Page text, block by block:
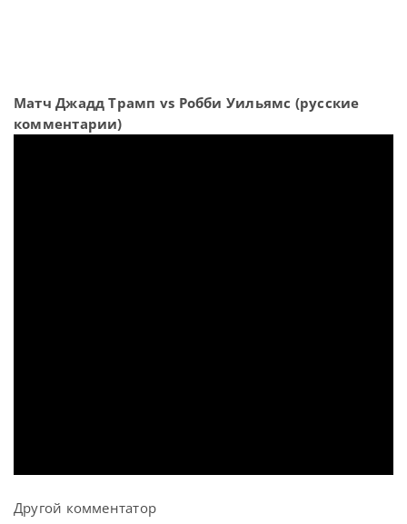
Матч Джадд Трамп vs Робби Уильямс (русские
комментарии)
Другой комментатор